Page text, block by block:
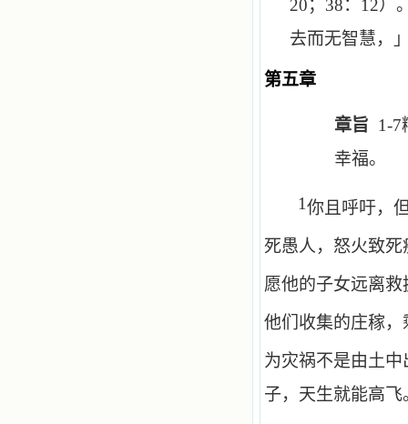
20； 38： 12）
去而无智慧，
第五章
章旨 1-7
幸福。
1你且呼吁，
死愚人，怒火致死
愿他的子女远离
他们收集的庄稼
为灾祸不是由土
子，天生就能高